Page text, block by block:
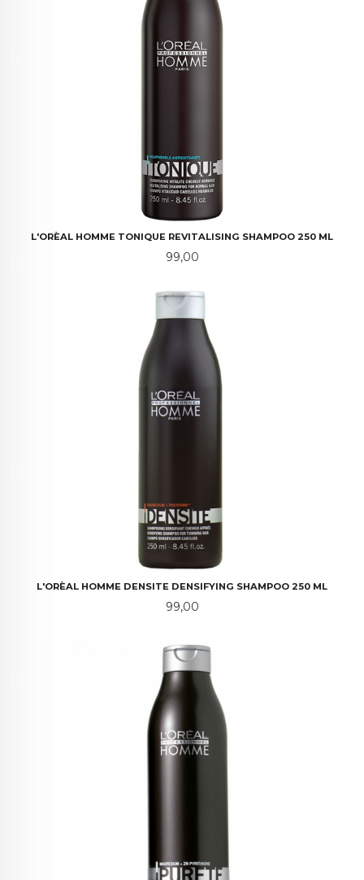
L'ORÈAL HOMME TONIQUE REVITALISING SHAMPOO 250 ML
Pris
99,00
L'ORÈAL HOMME DENSITE DENSIFYING SHAMPOO 250 ML
Pris
99,00